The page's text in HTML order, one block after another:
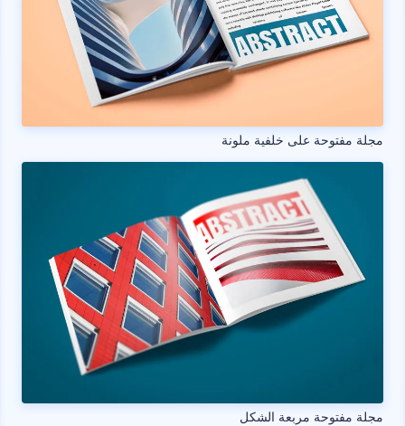
مجلة مفتوحة على خلفية ملونة
مجلة مفتوحة مربعة الشكل